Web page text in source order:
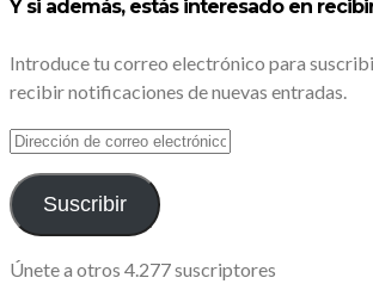
Y si además, estás interesado en
Introduce tu correo electrónico para
recibir notificaciones de nuevas entradas.
DIRECCIÓN
DE
CORREO
ELECTRÓNICO
Suscribir
Únete a otros 4.277 suscriptores